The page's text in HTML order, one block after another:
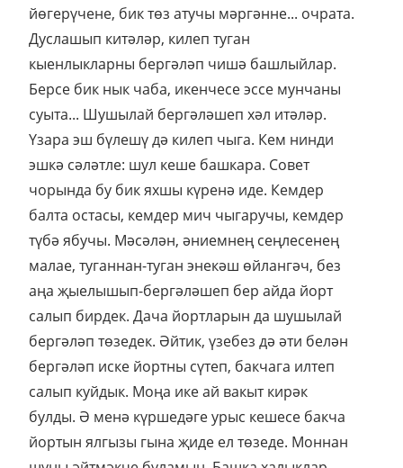
йөгерүчене, бик төз атучы мәргәнне... очрата.
Дуслашып китәләр, килеп туган
кыенлыкларны бергәләп чишә башлыйлар.
Берсе бик нык чаба, икенчесе эссе мунчаны
суыта... Шушылай бергәләшеп хәл итәләр.
Үзара эш бүлешү дә килеп чыга. Кем нинди
эшкә сәләтле: шул кеше башкара. Совет
чорында бу бик яхшы күренә иде. Кемдер
балта остасы, кемдер мич чыгаручы, кемдер
түбә ябучы. Мәсәлән, әниемнең сеңлесенең
малае, туганнан-туган энекәш өйлангәч, без
аңа җыелышып-бергәләшеп бер айда йорт
салып бирдек. Дача йортларын да шушылай
бергәләп төзедек. Әйтик, үзебез дә әти белән
бергәләп иске йортны сүтеп, бакчага илтеп
салып куйдык. Моңа ике ай вакыт кирәк
булды. Ә менә күршедәге урыс кешесе бакча
йортын ялгызы гына җиде ел төзеде. Моннан